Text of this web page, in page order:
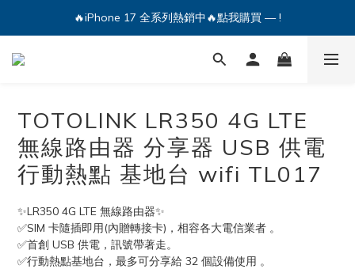
🔥iPhone 17 全系列熱銷中🔥點我購買 — !
💕加入Q哥 Line 新好友領優惠券！🎫
🔥iPhone 17 全系列熱銷中🔥點我購買 — !
TOTOLINK LR350 4G LTE
無線路由器 分享器 USB 供電
行動熱點 基地台 wifi TL017
✨LR350 4G LTE 無線路由器✨
✅SIM 卡隨插即用(內贈轉接卡)，相容各大電信業者 。
✅首創 USB 供電，訊號帶著走。
✅行動熱點基地台，最多可分享給 32 個設備使用 。